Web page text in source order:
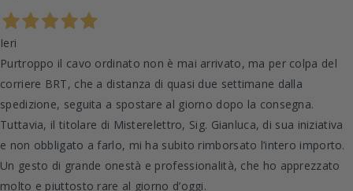
Ieri
Purtroppo il cavo ordinato non è mai arrivato, ma per colpa del
corriere BRT, che a distanza di quasi due settimane dalla
spedizione, seguita a spostare al giorno dopo la consegna.
Tuttavia, il titolare di Misterelettro, Sig. Gianluca, di sua iniziativa
e non obbligato a farlo, mi ha subito rimborsato l’intero importo.
Un gesto di grande onestà e professionalità, che ho apprezzato
molto e piuttosto rare al giorno d’oggi.